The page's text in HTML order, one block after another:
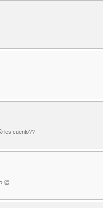
les cuento??
👏